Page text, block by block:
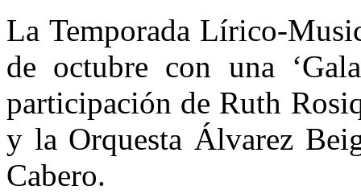
La Temporada Lírico-
de octubre con una
participación de Ruth
y la Orquesta Álvarez
Cabero.